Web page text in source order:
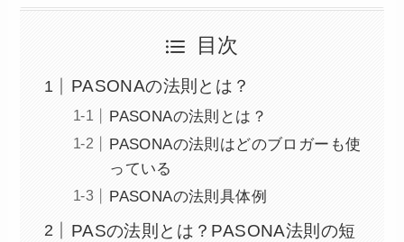
目次
PASONAの法則とは？
PASONAの法則とは？
PASONAの法則はどのブロガーも使
っている
PASONAの法則具体例
PASの法則とは？PASONA法則の短